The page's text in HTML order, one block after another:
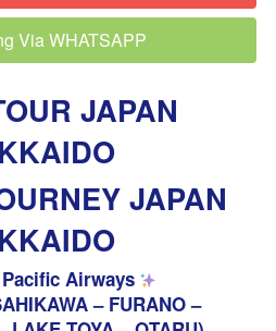
Via WHATSAPP
JAPAN
Airways
– FURANO –